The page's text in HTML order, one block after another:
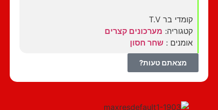
קומדי בר T.V
קטגוריה:מערכונים קצרים
אומנים :שחר חסון
מצאתם טעות?